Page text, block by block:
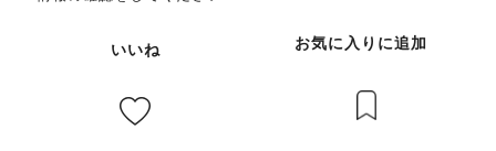
社団法人 流山家守舎 Instagram⁠ 江戸川台の夜を、思いっきり
笑おう！ 友達と 家族と おひとりでも 笑いは人と人をつなぎ、
ド』を受け取ることができます。 街歩きのスタート地点にもぴ
ルカード配布場所案内 ② 柏神社で特別な御朱印を イベント参
加施設の一つである柏神社では、ベルばらデザインの御朱印も登
いいね お気に入りに追加